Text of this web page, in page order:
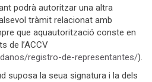
podrà autoritzar una altra
tràmit relacionat amb
que aquautorització conste en
de l’ACCV
registro-de-representantes/).
suposa la seua signatura i la dels